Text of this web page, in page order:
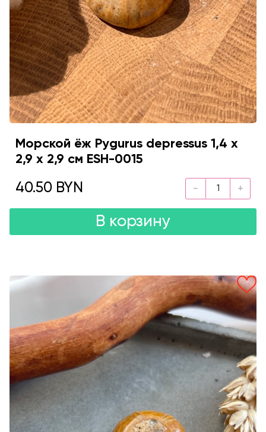
Морской ёж Pygurus depressus 1,4 х
2,9 х 2,9 см ESH-0015
40.50 BYN
В корзину